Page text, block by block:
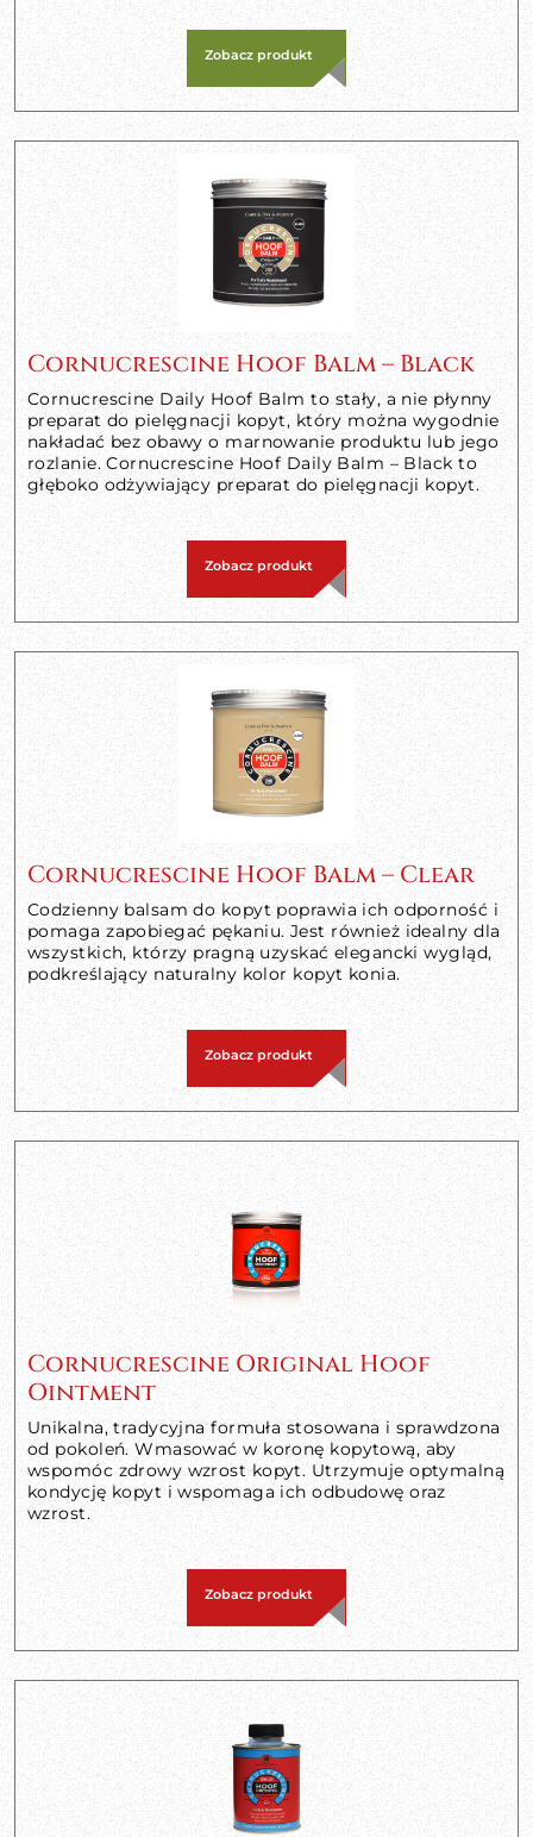
Zobacz produkt
Cornucrescine Hoof Balm – Black
Cornucrescine Daily Hoof Balm to stały, a nie płynny
preparat do pielęgnacji kopyt, który można wygodnie
nakładać bez obawy o marnowanie produktu lub jego
rozlanie. Cornucrescine Hoof Daily Balm – Black to
głęboko odżywiający preparat do pielęgnacji kopyt.
Zobacz produkt
Cornucrescine Hoof Balm – Clear
Codzienny balsam do kopyt poprawia ich odporność i
pomaga zapobiegać pękaniu. Jest również idealny dla
wszystkich, którzy pragną uzyskać elegancki wygląd,
podkreślający naturalny kolor kopyt konia.
Zobacz produkt
Cornucrescine Original Hoof
Ointment
Unikalna, tradycyjna formuła stosowana i sprawdzona
od pokoleń. Wmasować w koronę kopytową, aby
wspomóc zdrowy wzrost kopyt. Utrzymuje optymalną
kondycję kopyt i wspomaga ich odbudowę oraz
wzrost.
Zobacz produkt